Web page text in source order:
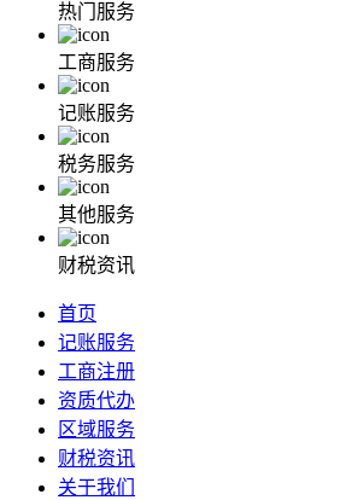
热门服务
工商服务
记账服务
税务服务
其他服务
财税资讯
首页
记账服务
工商注册
资质代办
区域服务
财税资讯
关于我们